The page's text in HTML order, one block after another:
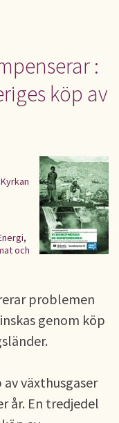
:
köp av
,
och
problemen
genom köp
växthusgaser
år. En tredjedel